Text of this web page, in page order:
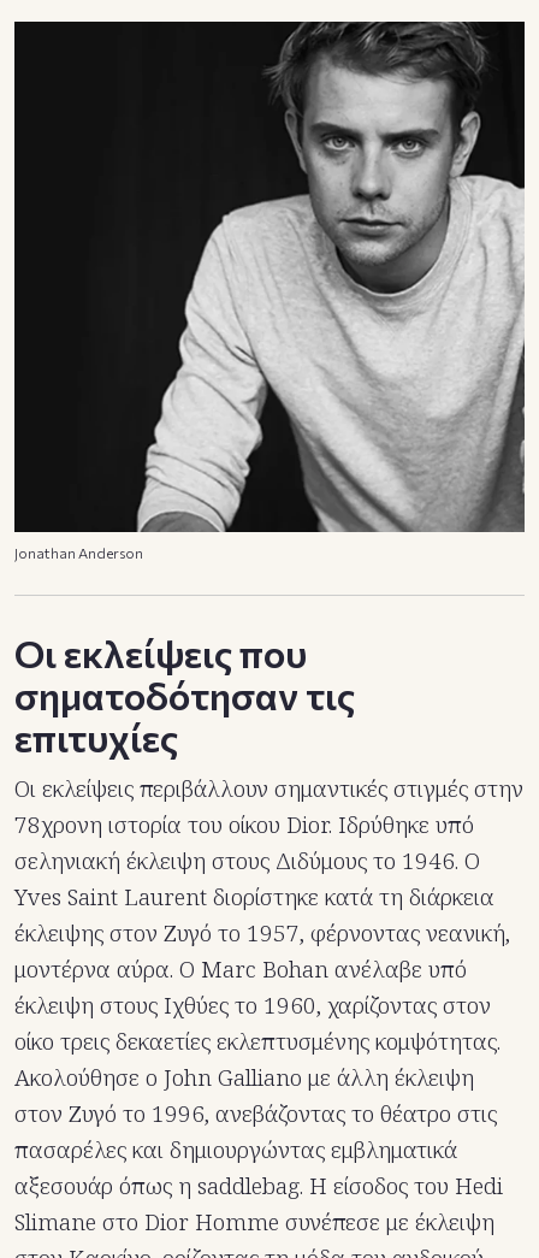
Jonathan Anderson
Οι εκλείψεις που
σηματοδότησαν τις
επιτυχίες
Οι εκλείψεις περιβάλλουν σημαντικές στιγμές στην
78χρονη ιστορία του οίκου Dior. Ιδρύθηκε υπό
σεληνιακή έκλειψη στους Διδύμους το 1946. Ο
Yves Saint Laurent διορίστηκε κατά τη διάρκεια
έκλειψης στον Ζυγό το 1957, φέρνοντας νεανική,
μοντέρνα αύρα. Ο Marc Bohan ανέλαβε υπό
έκλειψη στους Ιχθύες το 1960, χαρίζοντας στον
οίκο τρεις δεκαετίες εκλεπτυσμένης κομψότητας.
Ακολούθησε ο John Galliano με άλλη έκλειψη
στον Ζυγό το 1996, ανεβάζοντας το θέατρο στις
πασαρέλες και δημιουργώντας εμβληματικά
αξεσουάρ όπως η saddlebag. Η είσοδος του Hedi
Slimane στο Dior Homme συνέπεσε με έκλειψη